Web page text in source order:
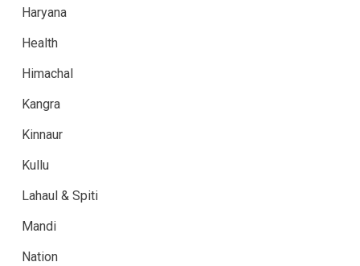
Haryana
Health
Himachal
Kangra
Kinnaur
Kullu
Lahaul & Spiti
Mandi
Nation